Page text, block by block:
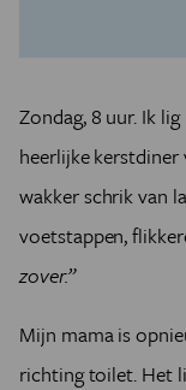
Zondag, 8 uur. Ik
heerlijke
wakker schrik van
voetstappen,
zover.”
Mijn mama is
richting toilet. Het